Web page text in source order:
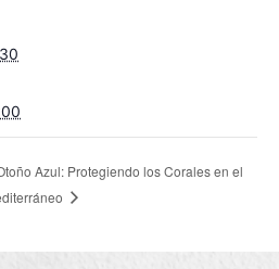
Azul: Protegiendo los Corales en el